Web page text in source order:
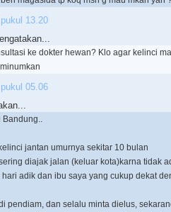
13.20
ke dokter hewan? Klo agar kelinci
05.06
jantan umurnya sekitar 10 bulan
diajak jalan (keluar kota)karna tidak
adik dan ibu saya yang cukup dekat
pendiam, dan selalu minta dielus,